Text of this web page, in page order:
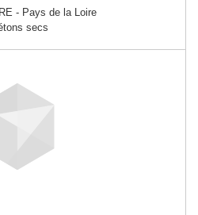
- Pays de la Loire
secs